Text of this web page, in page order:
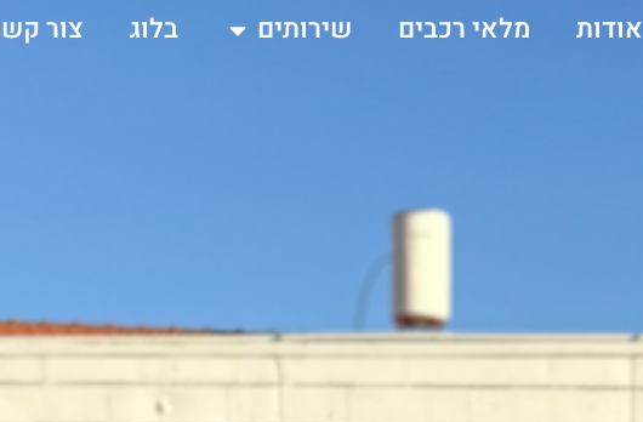
אודות מלאי רכבים שירותים בלוג צור